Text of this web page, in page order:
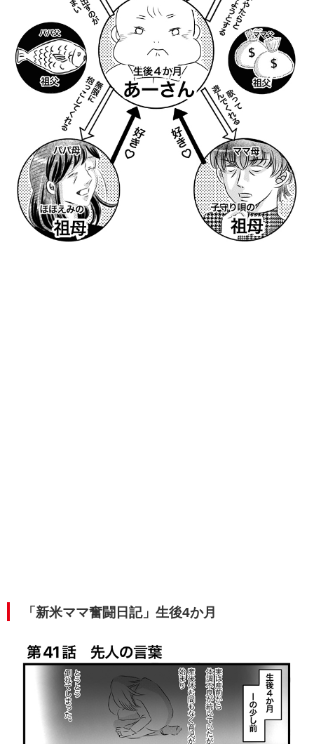
「新米ママ奮闘日記」生後4か月